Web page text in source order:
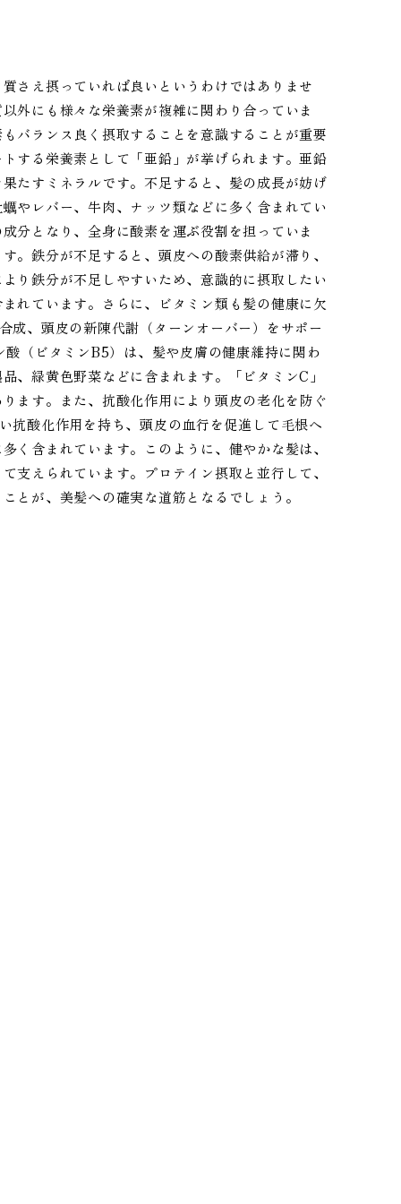
さえ摂っていれば良いというわけではありませ
外にも様々な栄養素が複雑に関わり合っていま
バランス良く摂取することを意識することが重要
する栄養素として「亜鉛」が挙げられます。亜鉛
たすミネラルです。不足すると、髪の成長が妨げ
やレバー、牛肉、ナッツ類などに多く含まれてい
分となり、全身に酸素を運ぶ役割を担っていま
。鉄分が不足すると、頭皮への酸素供給が滞り、
り鉄分が不足しやすいため、意識的に摂取したい
れています。さらに、ビタミン類も髪の健康に欠
成、頭皮の新陳代謝（ターンオーバー）をサポー
（ビタミンB5）は、髪や皮膚の健康維持に関わ
、緑黄色野菜などに含まれます。「ビタミンC」
ます。また、抗酸化作用により頭皮の老化を防ぐ
抗酸化作用を持ち、頭皮の血行を促進して毛根へ
く含まれています。このように、健やかな髪は、
支えられています。プロテイン摂取と並行して、
とが、美髪への確実な道筋となるでしょう。